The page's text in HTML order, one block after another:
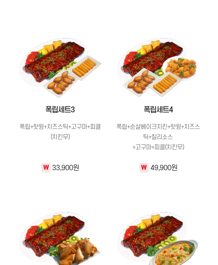
폭립세트3
폭립+핫윙+치즈스틱+고구마+피클
(치킨무)
\ 33,900원
폭립세트4
폭립+순살베이크치킨+핫윙+치즈스
틱+칠리소스
+고구마+피클(치킨무)
\ 49,900원